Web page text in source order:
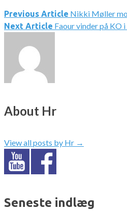
Previous Article Nikki Møller
Next Article Faour vinder på KO
About Hr
View all posts by Hr →
Seneste indlæg